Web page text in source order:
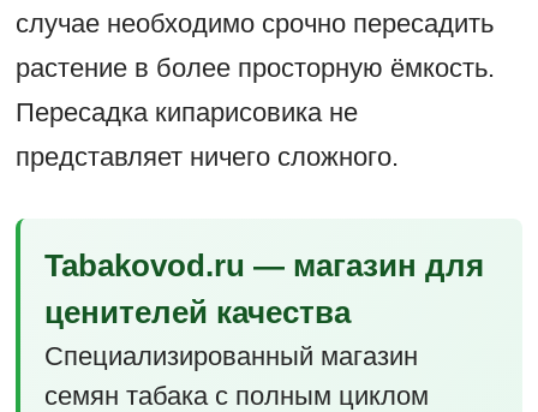
случае необходимо срочно пересадить
растение в более просторную ёмкость.
Пересадка кипарисовика не
представляет ничего сложного.
Tabakovod.ru — магазин для
ценителей качества
Специализированный магазин
семян табака с полным циклом